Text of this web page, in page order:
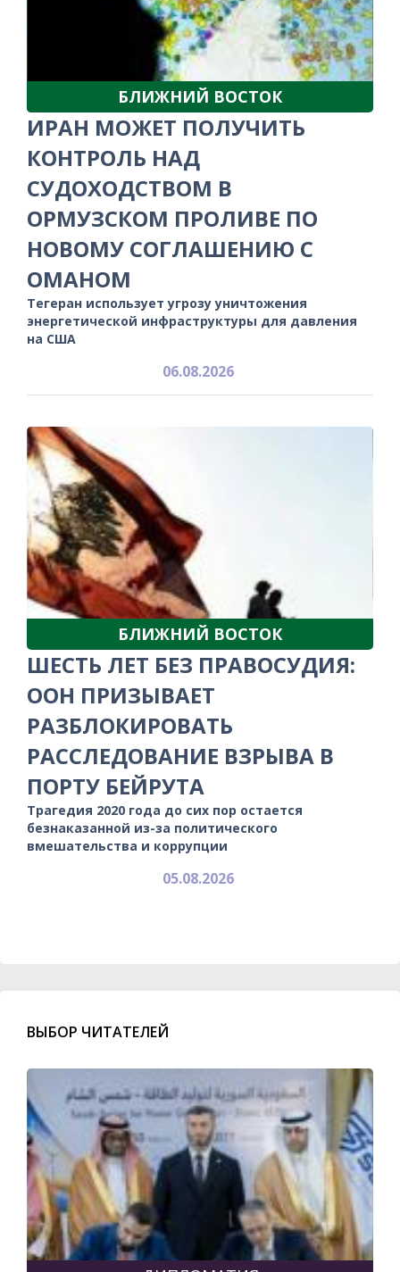
БЛИЖНИЙ ВОСТОК
ИРАН МОЖЕТ ПОЛУЧИТЬ
КОНТРОЛЬ НАД
СУДОХОДСТВОМ В
ОРМУЗСКОМ ПРОЛИВЕ ПО
НОВОМУ СОГЛАШЕНИЮ С
ОМАНОМ
Тегеран использует угрозу уничтожения
энергетической инфраструктуры для давления
на США
06.08.2026
БЛИЖНИЙ ВОСТОК
ШЕСТЬ ЛЕТ БЕЗ ПРАВОСУДИЯ:
ООН ПРИЗЫВАЕТ
РАЗБЛОКИРОВАТЬ
РАССЛЕДОВАНИЕ ВЗРЫВА В
ПОРТУ БЕЙРУТА
Трагедия 2020 года до сих пор остается
безнаказанной из-за политического
вмешательства и коррупции
05.08.2026
ВЫБОР ЧИТАТЕЛЕЙ